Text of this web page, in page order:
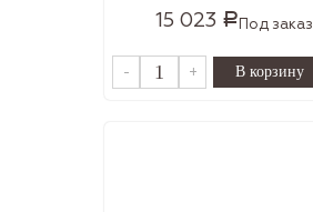
15 023 РПод заказ
- +